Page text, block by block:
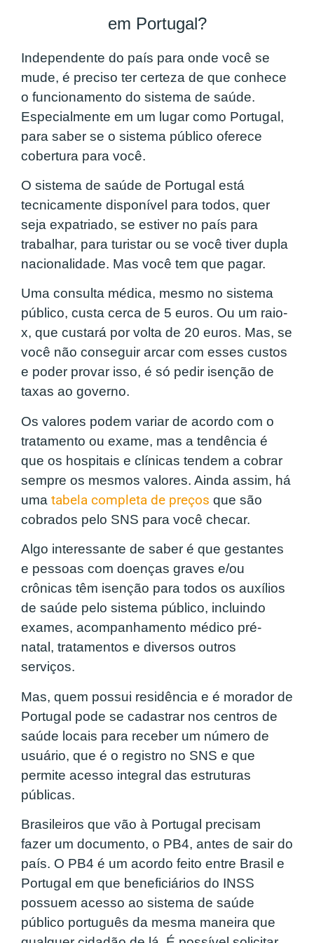
em Portugal?
Independente do país para onde você se
mude, é preciso ter certeza de que conhece
o funcionamento do sistema de saúde.
Especialmente em um lugar como Portugal,
para saber se o sistema público oferece
cobertura para você.
O sistema de saúde de Portugal está
tecnicamente disponível para todos, quer
seja expatriado, se estiver no país para
trabalhar, para turistar ou se você tiver dupla
nacionalidade. Mas você tem que pagar.
Uma consulta médica, mesmo no sistema
público, custa cerca de 5 euros. Ou um raio-
x, que custará por volta de 20 euros. Mas, se
você não conseguir arcar com esses custos
e poder provar isso, é só pedir isenção de
taxas ao governo.
Os valores podem variar de acordo com o
tratamento ou exame, mas a tendência é
que os hospitais e clínicas tendem a cobrar
sempre os mesmos valores. Ainda assim, há
uma tabela completa de preços que são
cobrados pelo SNS para você checar.
Algo interessante de saber é que gestantes
e pessoas com doenças graves e/ou
crônicas têm isenção para todos os auxílios
de saúde pelo sistema público, incluindo
exames, acompanhamento médico pré-
natal, tratamentos e diversos outros
serviços.
Mas, quem possui residência e é morador de
Portugal pode se cadastrar nos centros de
saúde locais para receber um número de
usuário, que é o registro no SNS e que
permite acesso integral das estruturas
públicas.
Brasileiros que vão à Portugal precisam
fazer um documento, o PB4, antes de sair do
país. O PB4 é um acordo feito entre Brasil e
Portugal em que beneficiários do INSS
possuem acesso ao sistema de saúde
público português da mesma maneira que